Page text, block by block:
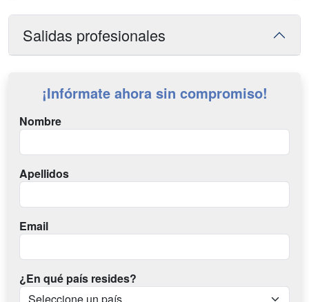
Salidas profesionales
¡Infórmate ahora sin compromiso!
Nombre
Apellidos
Email
¿En qué país resides?